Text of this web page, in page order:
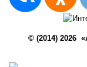
© (2014) 2026